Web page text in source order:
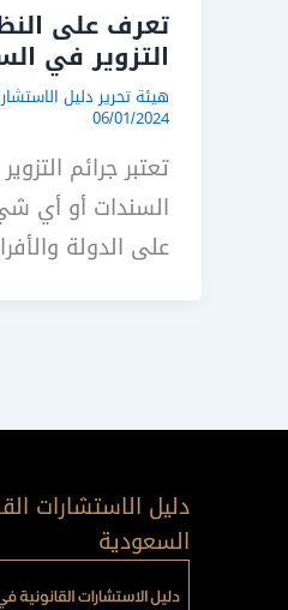
تعرف على
التزوير في
هيئة تحرير دليل
06/01/2024
تعتبر جرائم
السندات أو أي
على الدولة
دليل الاستشارات
السعودية